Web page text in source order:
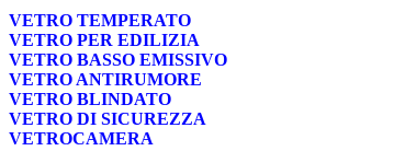
VETRO TEMPERATO
VETRO PER EDILIZIA
VETRO BASSO EMISSIVO
VETRO ANTIRUMORE
VETRO BLINDATO
VETRO DI SICUREZZA
VETROCAMERA